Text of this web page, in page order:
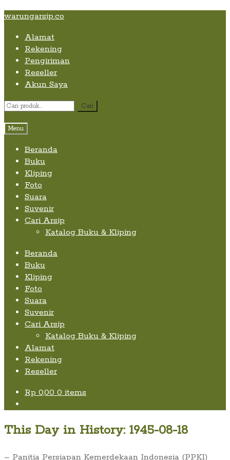
Skip
content
Skip
navigation
Skip
content
warungarsip.co
Alamat
Rekening
Pengiriman
Reseller
Akun Saya
Pencarian
Cari
Menu
Beranda
Buku
Kliping
Foto
Suara
Suvenir
Cari Arsip
Katalog Buku & Kliping
Beranda
Buku
Kliping
Foto
Suara
Suvenir
Cari Arsip
Katalog Buku & Kliping
Alamat
Rekening
Reseller
Rp 0,00 0 items
This Day in History: 1945-08-18
– Panitia Persiapan Kemerdekaan Indonesia (PPKI)